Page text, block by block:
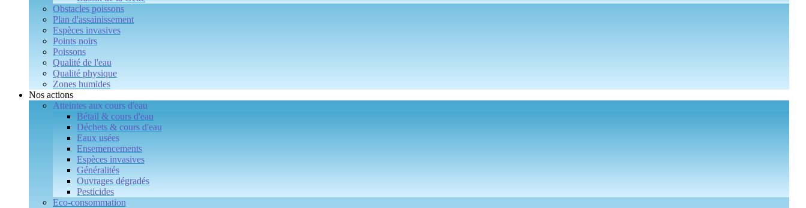
Obstacles poissons
Plan d'assainissement
Espèces invasives
Points noirs
Poissons
Qualité de l'eau
Qualité physique
Zones humides
Nos actions
Atteintes aux cours d'eau
Bétail & cours d'eau
Déchets & cours d'eau
Eaux usées
Ensemencements
Espèces invasives
Généralités
Ouvrages dégradés
Pesticides
Eco-consommation